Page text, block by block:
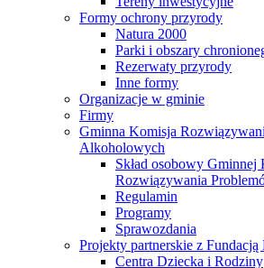
Formy ochrony przyrody
Natura 2000
Parki i obszary
Rezerwaty przyrody
Inne formy
Organizacje w gminie
Firmy
Gminna Komisja
Alkoholowych
Skład osobowy Gminnej
Rozwiązywania
Regulamin
Programy
Sprawozdania
Projekty partnerskie z
Centra Dziecka i Rodziny